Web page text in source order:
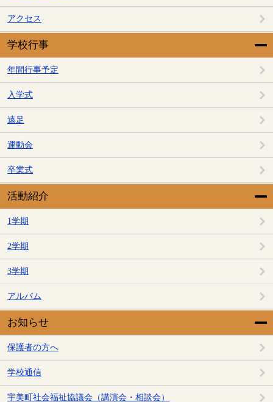
アクセス
学校行事
年間行事予定
入学式
遠足
運動会
卒業式
活動紹介
1学期
2学期
3学期
アルバム
お知らせ
保護者の方へ
学校通信
宇美町社会福祉協議会（講演会・相談会）